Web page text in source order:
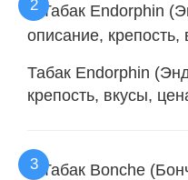
Табак Endorphin
крепость, вкусы,